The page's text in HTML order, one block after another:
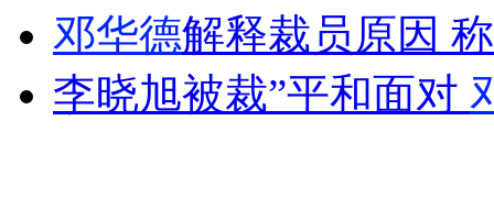
安徽一实载49人客车翻车
邓华德解释裁员原因
李晓旭被裁”平和面对